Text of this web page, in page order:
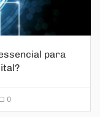
para
0